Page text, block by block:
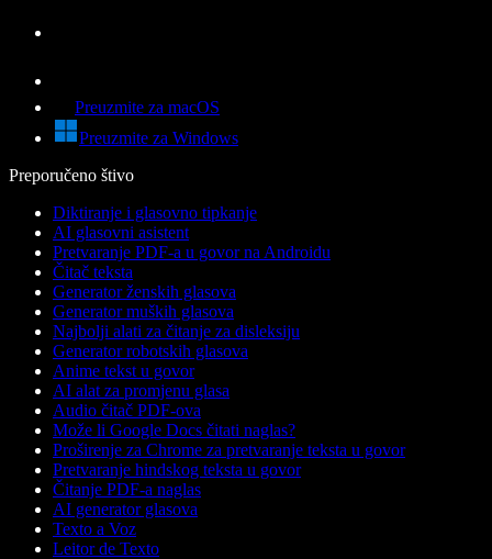
Preuzmite za macOS
Preuzmite za Windows
Preporučeno štivo
Diktiranje i glasovno tipkanje
AI glasovni asistent
Pretvaranje PDF-a u govor na Androidu
Čitač teksta
Generator ženskih glasova
Generator muških glasova
Najbolji alati za čitanje za disleksiju
Generator robotskih glasova
Anime tekst u govor
AI alat za promjenu glasa
Audio čitač PDF-ova
Može li Google Docs čitati naglas?
Proširenje za Chrome za pretvaranje teksta u govor
Pretvaranje hindskog teksta u govor
Čitanje PDF-a naglas
AI generator glasova
Texto a Voz
Leitor de Texto